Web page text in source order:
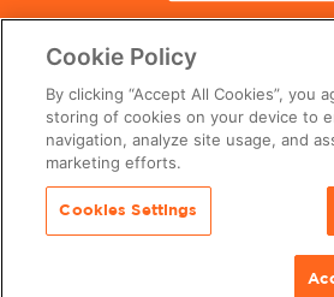
© 2024 Mutua Madrid Open. All
Cookie Policy
By clicking “Accept All Cookies”, you
storing of cookies on your device to
navigation, analyze site usage, and
marketing efforts.
Cookies Settings